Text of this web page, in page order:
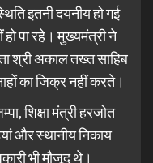
इतनी दयनीय हो गई
पा रहे। मुख्यमंत्री ने
श्री अकाल तख्त साहिब
का जिक्र नहीं करते।
शिक्षा मंत्री हरजोत
और स्थानीय निकाय
भी मौजूद थे।